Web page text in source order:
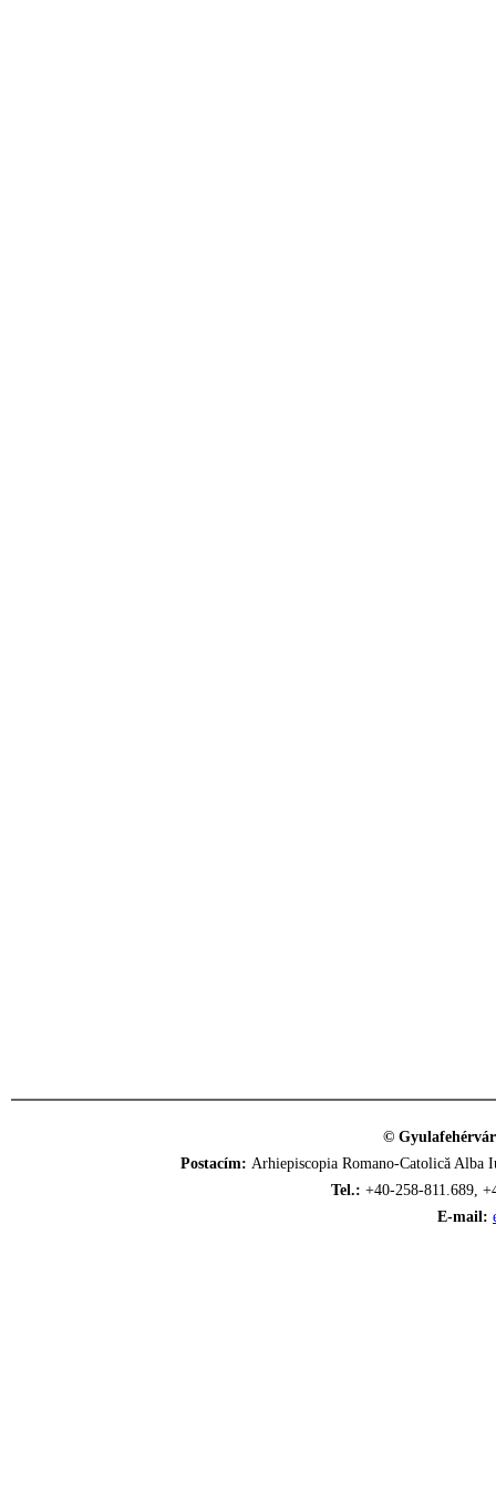
©
Postacím: Arhiepiscopia Romano-Catolică
Tel.: +40-258-811.689,
E-mail: